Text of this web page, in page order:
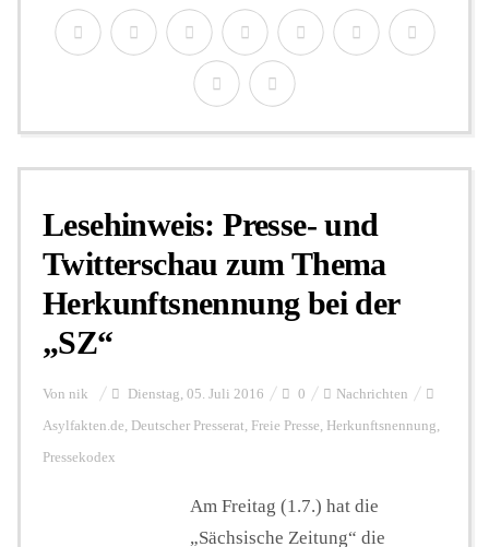
Lesehinweis: Presse- und
Twitterschau zum Thema
Herkunftsnennung bei der
„SZ“
Von nik Dienstag, 05. Juli 2016 0 Nachrichten
Asylfakten.de, Deutscher Presserat, Freie Presse, Herkunftsnennung,
Pressekodex
Am Freitag (1.7.) hat die
„Sächsische Zeitung“ die